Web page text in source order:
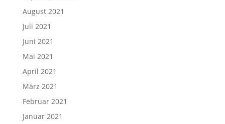
August 2021
Juli 2021
Juni 2021
Mai 2021
April 2021
März 2021
Februar 2021
Januar 2021